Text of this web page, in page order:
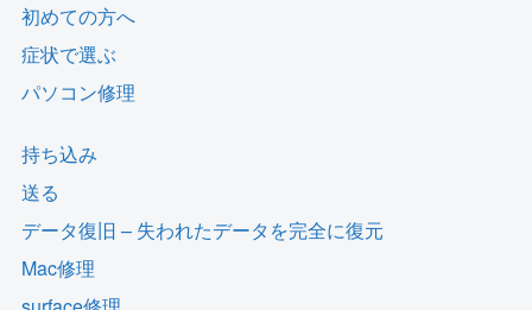
初めての方へ
症状で選ぶ
パソコン修理
持ち込み
送る
データ復旧 – 失われたデータを完全に復元
Mac修理